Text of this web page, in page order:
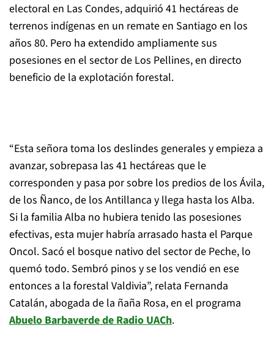
electoral en Las Condes, adquirió 41 hectáreas de
terrenos indígenas en un remate en Santiago en los
años 80. Pero ha extendido ampliamente sus
posesiones en el sector de Los Pellines, en directo
beneficio de la explotación forestal.
“Esta señora toma los deslindes generales y empieza a
avanzar, sobrepasa las 41 hectáreas que le
corresponden y pasa por sobre los predios de los Ávila,
de los Ñanco, de los Antillanca y llega hasta los Alba.
Si la familia Alba no hubiera tenido las posesiones
efectivas, esta mujer habría arrasado hasta el Parque
Oncol. Sacó el bosque nativo del sector de Peche, lo
quemó todo. Sembró pinos y se los vendió en ese
entonces a la forestal Valdivia”, relata Fernanda
Catalán, abogada de la ñaña Rosa, en el programa
Abuelo Barbaverde de Radio UACh.